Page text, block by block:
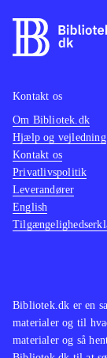
Bibliotek.dk er en
materialer og til
materialer og så
Kontakt os
Om Bibliotek.dk
Hjælp og vejledning
Kontakt os
Privatlivspolitik
Leverandører
English